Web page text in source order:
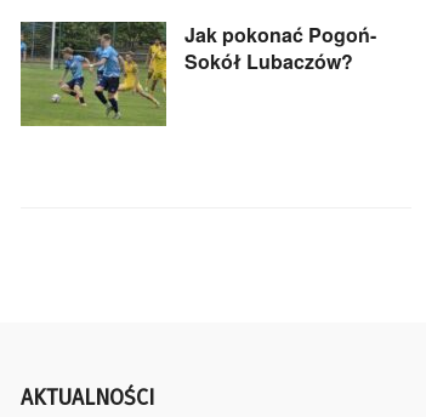
Jak pokonać Pogoń-
Sokół Lubaczów?
AKTUALNOŚCI